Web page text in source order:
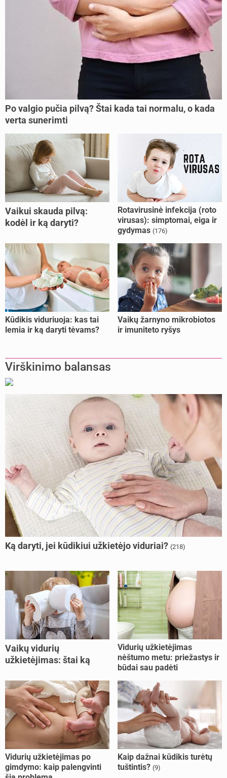
Po valgio pučia pilvą? Štai kada tai normalu, o kada
verta sunerimti
Vaikui skauda pilvą:
kodėl ir ką daryti?
Rotavirusinė infekcija (roto
virusas): simptomai, eiga ir
gydymas (176)
Kūdikis viduriuoja: kas tai
lemia ir ką daryti tėvams?
Vaikų žarnyno mikrobiotos
ir imuniteto ryšys
Virškinimo balansas
Ką daryti, jei kūdikiui užkietėjo viduriai? (218)
Vaikų vidurių
užkietėjimas: štai ką
Vidurių užkietėjimas
nėštumo metu: priežastys ir
būdai sau padėti
Vidurių užkietėjimas po
gimdymo: kaip palengvinti
Kaip dažnai kūdikis turėtų
tuštintis? (9)